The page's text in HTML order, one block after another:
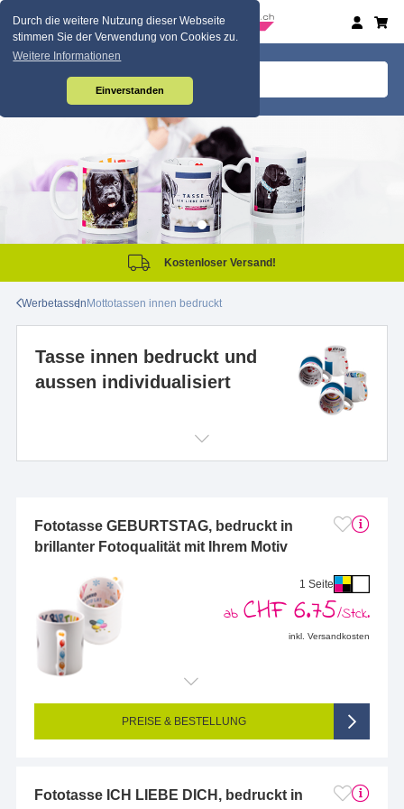
Durch die weitere Nutzung dieser Webseite
stimmen Sie der Verwendung von Cookies zu.
Weitere Informationen
Einverstanden
Kostenloser Versand!
WerbetassenMottotassen innen bedruckt
Tasse innen bedruckt und
aussen individualisiert
Fototasse GEBURTSTAG, bedruckt in
brillanter Fotoqualität mit Ihrem Motiv
1 Seite
ab CHF 6.75/Stck.
inkl. Versandkosten
Endformat (bedruckte Fläche): 190 x 80 mm
Seitigkeit: 1-seitig (Vorderseite bedruckt, Rückseite unbedruckt)
4/0-farbig CMYK (vollfarbig bedruckt)
PREISE & BESTELLUNG
Fototasse ICH LIEBE DICH, bedruckt in